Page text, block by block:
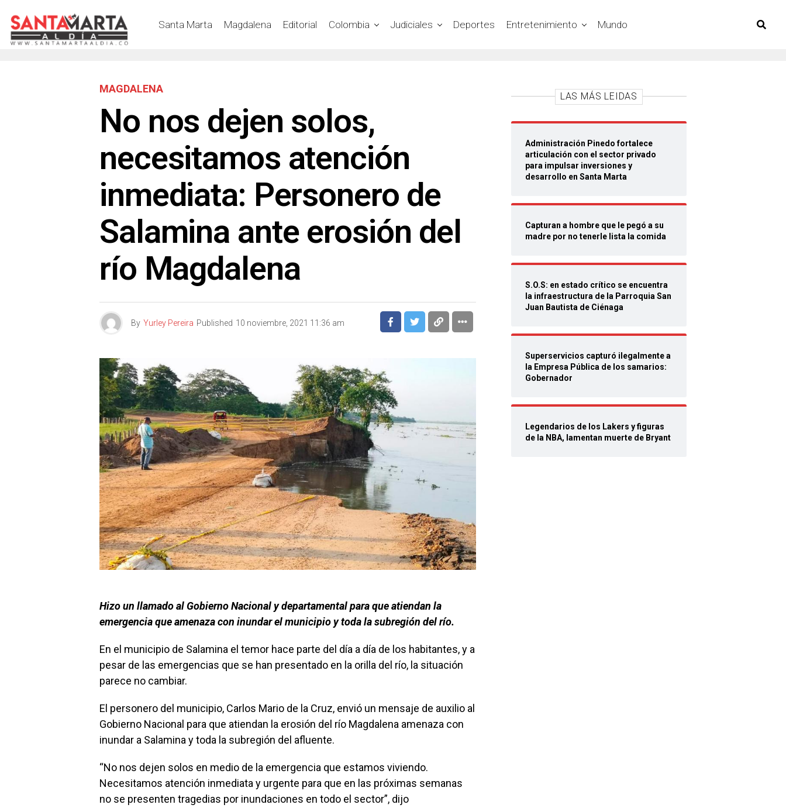
Santa Marta Magdalena Editorial Colombia Judiciales Deportes Entretenimiento Mundo
MAGDALENA
No nos dejen solos,
necesitamos atención
inmediata: Personero de
Salamina ante erosión del
río Magdalena
By Yurley Pereira Published 10 noviembre, 2021 11:36 am
Hizo un llamado al Gobierno Nacional y departamental para que atiendan la
emergencia que amenaza con inundar el municipio y toda la subregión del río.
En el municipio de Salamina el temor hace parte del día a día de los habitantes, y a
pesar de las emergencias que se han presentado en la orilla del río, la situación
parece no cambiar.
El personero del municipio, Carlos Mario de la Cruz, envió un mensaje de auxilio al
Gobierno Nacional para que atiendan la erosión del río Magdalena amenaza con
inundar a Salamina y toda la subregión del afluente.
“No nos dejen solos en medio de la emergencia que estamos viviendo.
Necesitamos atención inmediata y urgente para que en las próximas semanas
no se presenten tragedias por inundaciones en todo el sector”, dijo
LAS MÁS LEIDAS
Administración Pinedo fortalece
articulación con el sector privado
para impulsar inversiones y
desarrollo en Santa Marta
Capturan a hombre que le pegó a su
madre por no tenerle lista la comida
S.O.S: en estado crítico se encuentra
la infraestructura de la Parroquia San
Juan Bautista de Ciénaga
Superservicios capturó ilegalmente a
la Empresa Pública de los samarios:
Gobernador
Legendarios de los Lakers y figuras
de la NBA, lamentan muerte de Bryant